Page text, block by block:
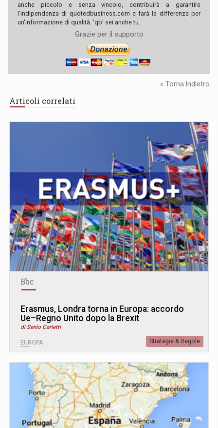
anche piccolo e senza vincolo, contribuirà a garantire
l'indipendenza di quotedbusiness.com e farà la differenza per
un'informazione di qualità. 'qb' sei anche tu.
Grazie per il supporto
« Torna Indietro
Articoli correlati
Bbc
Erasmus, Londra torna in Europa: accordo
Ue–Regno Unito dopo la Brexit
di Senio Carletti
EUROPA Strategie & Regole